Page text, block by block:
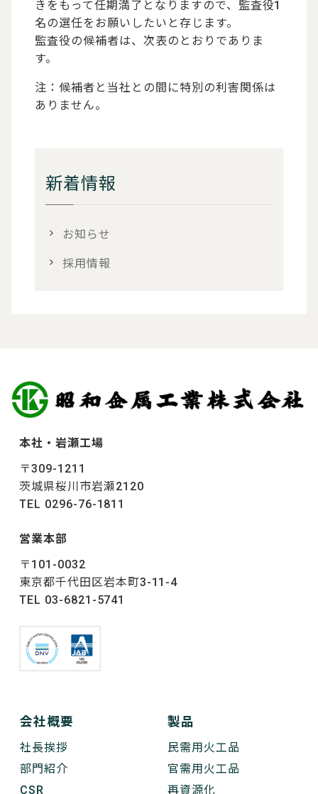
きをもって任期満了となりますので、監査役1
名の選任をお願いしたいと存じます。
監査役の候補者は、次表のとおりでありま
す。
注：候補者と当社との間に特別の利害関係は
ありません。
新着情報
お知らせ
採用情報
本社・岩瀬工場
〒309-1211
茨城県桜川市岩瀬2120
TEL 0296-76-1811
営業本部
〒101-0032
東京都千代田区岩本町3-11-4
TEL 03-6821-5741
会社概要
社長挨拶
部門紹介
CSR
製品
民需用火工品
官需用火工品
再資源化